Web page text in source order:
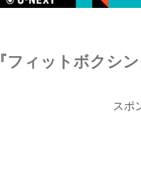
フィットボクシ
スポ